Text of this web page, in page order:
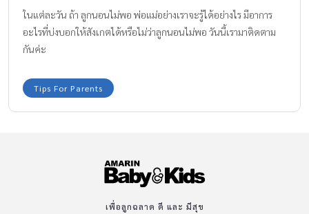
ในแต่ละวัน ถ้า ลูกนอนไม่พอ พ่อแม่อย่างเราจะรู้ได้อย่างไร มีอาการ
อะไรที่บ่งบอกให้สังเกตได้หรือไม่ว่าลูกนอนไม่พอ วันนี้เรามาติดตาม
กันค่ะ
Tips For Parents
เพื่อลูกฉลาด ดี และ มีสุข